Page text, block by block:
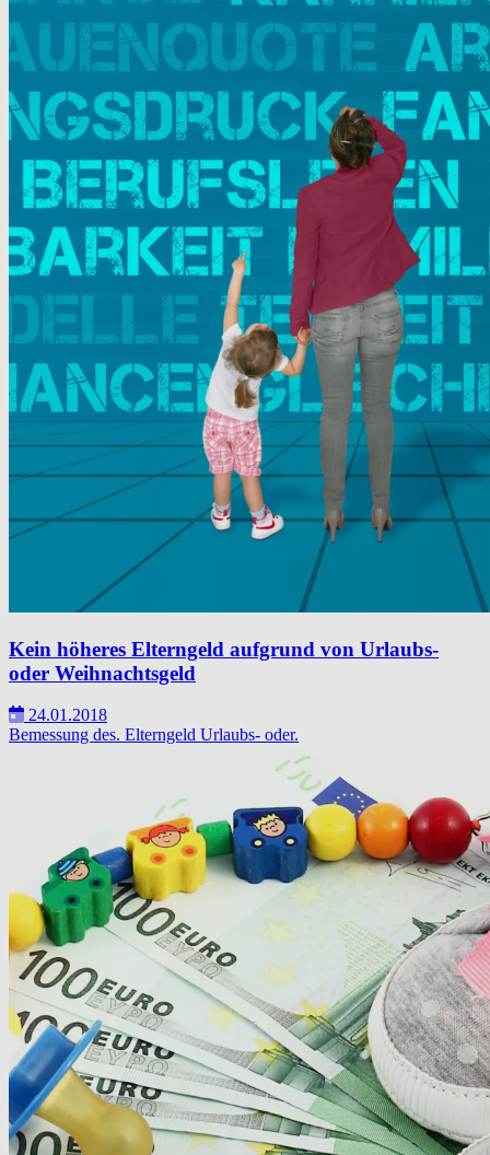
Kein höheres Elterngeld aufgrund von Urlaubs-
oder Weihnachtsgeld
24.01.2018
Bemessung des. Elterngeld Urlaubs- oder.